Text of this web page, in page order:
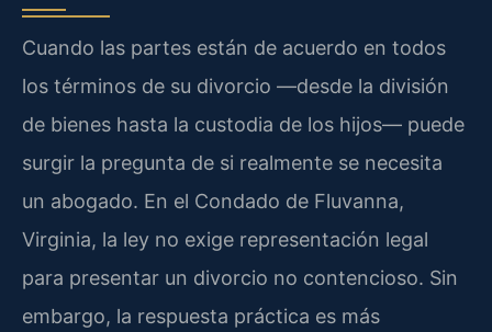
Cuando las partes están de acuerdo en todos
los términos de su divorcio —desde la división
de bienes hasta la custodia de los hijos— puede
surgir la pregunta de si realmente se necesita
un abogado. En el Condado de Fluvanna,
Virginia, la ley no exige representación legal
para presentar un divorcio no contencioso. Sin
embargo, la respuesta práctica es más